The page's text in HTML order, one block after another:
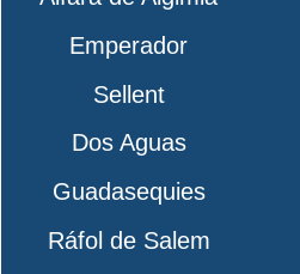
Emperador
Sellent
Dos Aguas
Guadasequies
Ráfol de Salem